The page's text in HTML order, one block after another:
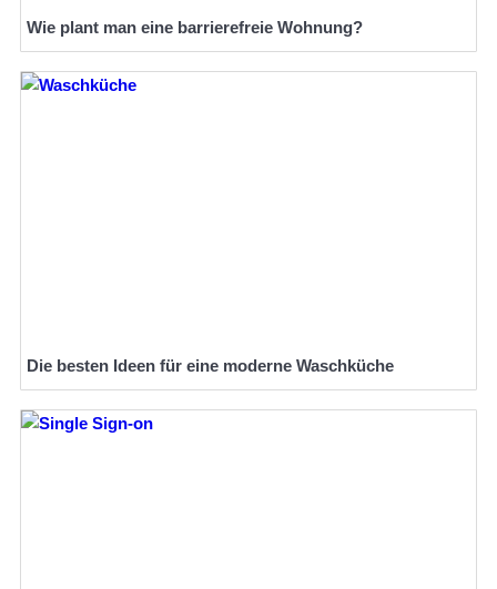
Wie plant man eine barrierefreie Wohnung?
Die besten Ideen für eine moderne Waschküche